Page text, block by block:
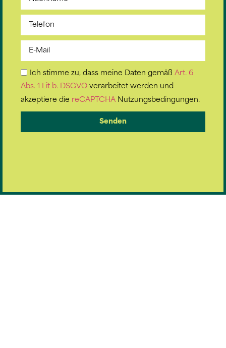
Ich stimme zu, dass meine Daten gemäß Art. 6
Abs. 1 Lit b. DSGVOverarbeitet werden und
akzeptiere die reCAPTCHANutzungsbedingungen.
Senden